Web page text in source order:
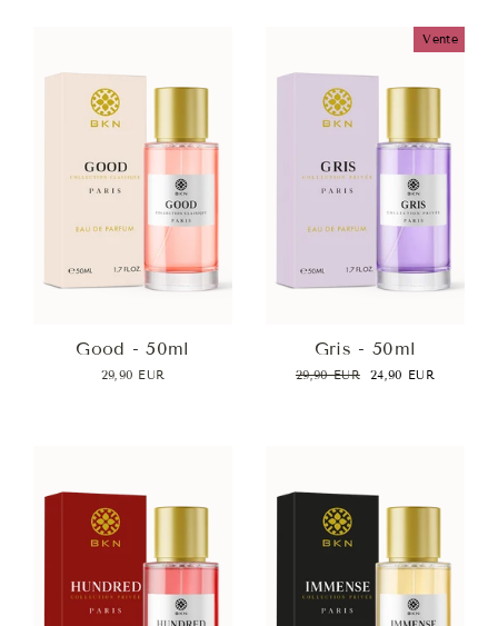
Good - 50ml
29,90 EUR
Vente
Gris - 50ml
Prix
29,90 EUR
Prix
24,90 EUR